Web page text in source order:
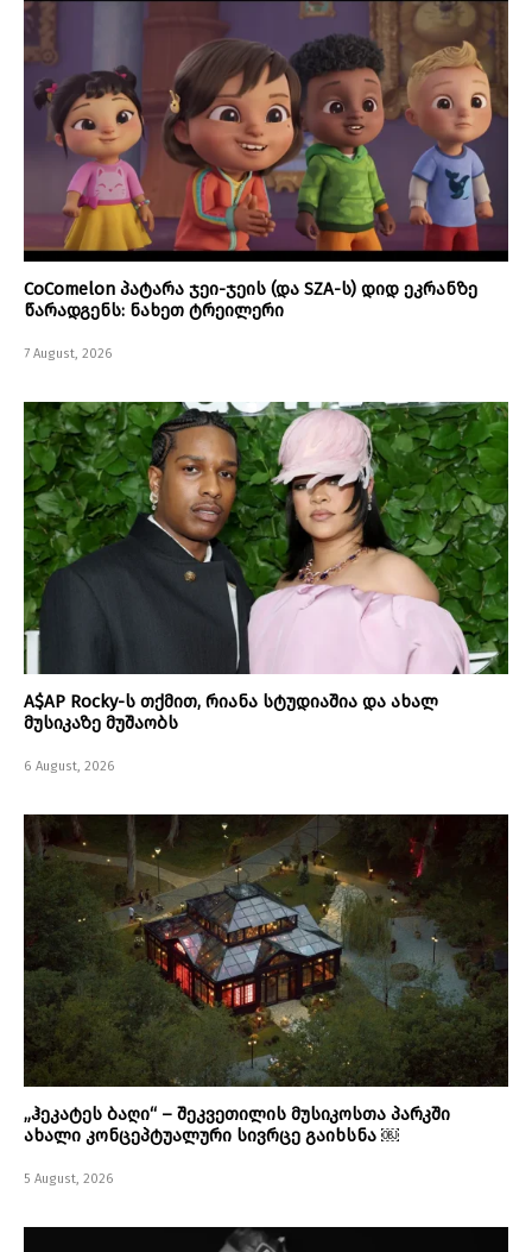
CoComelon პატარა ჯეი-ჯეის (და SZA-ს) დიდ ეკრანზე
წარადგენს: ნახეთ ტრეილერი
7 August, 2026
A$AP Rocky-ს თქმით, რიანა სტუდიაშია და ახალ
მუსიკაზე მუშაობს
6 August, 2026
„ჰეკატეს ბაღი“ – შეკვეთილის მუსიკოსთა პარკში
ახალი კონცეპტუალური სივრცე გაიხსნა ￼
5 August, 2026